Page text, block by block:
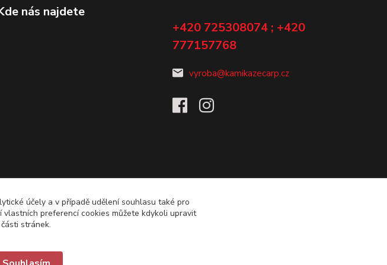
nás najdete
+420 725308074 ; +420
777157768
vyroba@kamikazecarp.cz
účely a v případě udělení souhlasu také pro
preferencí cookies můžete kdykoli upravit
stránek.